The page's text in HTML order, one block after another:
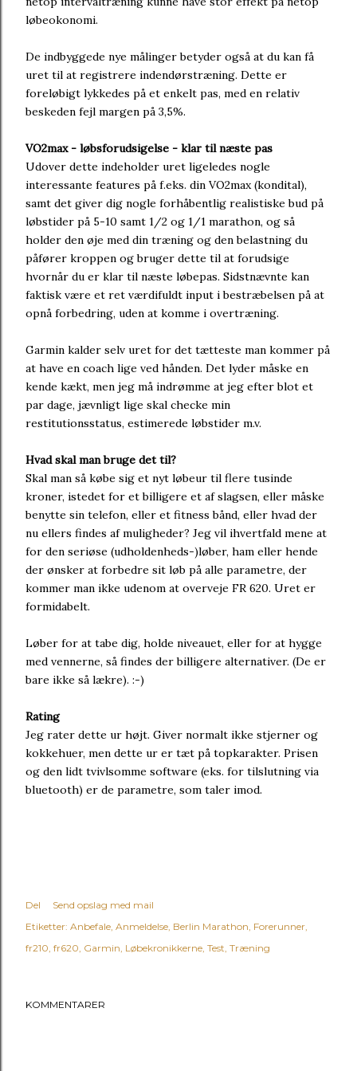
løbeokonomi.
De indbyggede nye målinger betyder også at du kan få
uret til at registrere indendørstræning. Dette er
foreløbigt lykkedes på et enkelt pas, med en relativ
beskeden fejl margen på 3,5%.
VO2max - løbsforudsigelse - klar til næste pas
Udover dette indeholder uret ligeledes nogle
interessante features på f.eks. din VO2max (kondital),
samt det giver dig nogle forhåbentlig realistiske bud på
løbstider på 5-10 samt 1/2 og 1/1 marathon, og så
holder den øje med din træning og den belastning du
påfører kroppen og bruger dette til at forudsige
hvornår du er klar til næste løbepas. Sidstnævnte kan
faktisk være et ret værdifuldt input i bestræbelsen på at
opnå forbedring, uden at komme i overtræning.
Garmin kalder selv uret for det tætteste man kommer på
at have en coach lige ved hånden. Det lyder måske en
kende kækt, men jeg må indrømme at jeg efter blot et
par dage, jævnligt lige skal checke min
restitutionsstatus, estimerede løbstider m.v.
Hvad skal man bruge det til?
Skal man så købe sig et nyt løbeur til flere tusinde
kroner, istedet for et billigere et af slagsen, eller måske
benytte sin telefon, eller et fitness bånd, eller hvad der
nu ellers findes af muligheder? Jeg vil ihvertfald mene at
for den seriøse (udholdenheds-)løber, ham eller hende
der ønsker at forbedre sit løb på alle parametre, der
kommer man ikke udenom at overveje FR 620. Uret er
formidabelt.
Løber for at tabe dig, holde niveauet, eller for at hygge
med vennerne, så findes der billigere alternativer. (De er
bare ikke så lækre). :-)
Rating
Jeg rater dette ur højt. Giver normalt ikke stjerner og
kokkehuer, men dette ur er tæt på topkarakter. Prisen
og den lidt tvivlsomme software (eks. for tilslutning via
bluetooth) er de parametre, som taler imod.
Del
Send opslag med mail
Etiketter: Anbefale Anmeldelse Berlin Marathon Forerunner
fr210 fr620 Garmin Løbekronikkerne Test Træning
KOMMENTARER